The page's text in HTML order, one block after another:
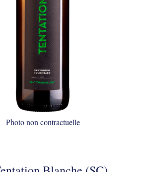
Photo non contractuelle